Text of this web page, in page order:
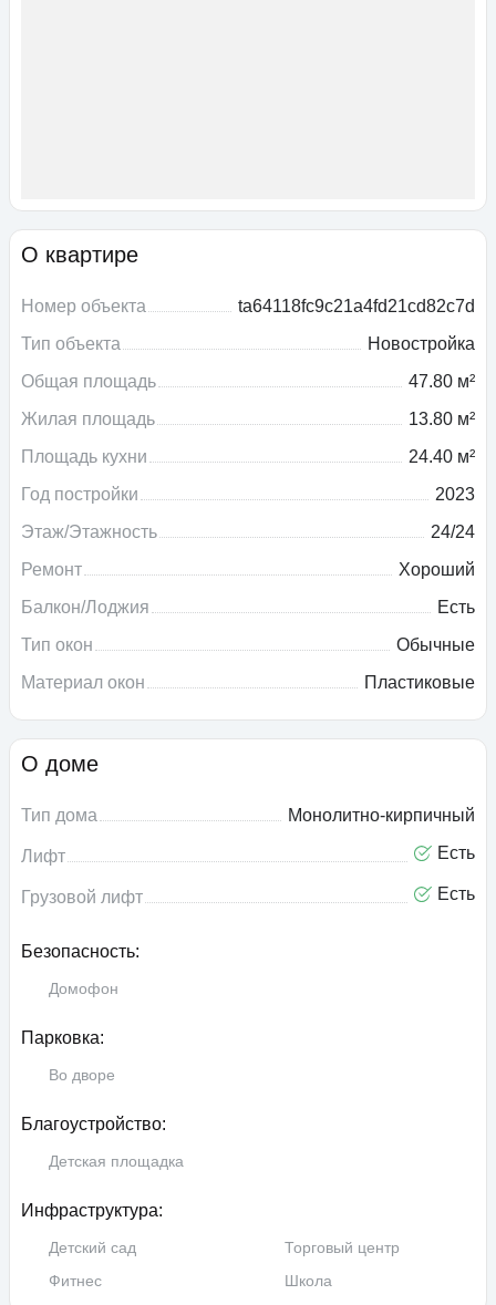
О квартире
Номер объекта
ta64118fc9c21a4fd21cd82c7d
Тип объекта
Новостройка
Общая площадь
47.80 м²
Жилая площадь
13.80 м²
Площадь кухни
24.40 м²
Год постройки
2023
Этаж/Этажность
24/24
Ремонт
Хороший
Балкон/Лоджия
Есть
Тип окон
Обычные
Материал окон
Пластиковые
О доме
Тип дома Монолитно-кирпичный
Лифт Есть
Грузовой лифт Есть
Безопасность:
Домофон
Парковка:
Во дворе
Благоустройство:
Детская площадка
Инфраструктура:
Детский сад
Торговый центр
Фитнес
Школа